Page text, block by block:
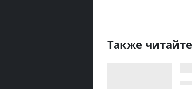
Также читайте